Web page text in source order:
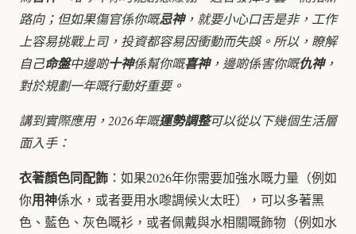
路向；但如果傷官係你嘅忌神，就要小心口舌是非，工作
上容易挑戰上司，投資都容易因衝動而失誤。所以，瞭解
自己命盤中邊啲十神係幫你嘅喜神，邊啲係害你嘅仇神，
對於規劃一年嘅行動好重要。
講到實際應用，2026年嘅運勢調整可以從以下幾個生活層
面入手：
衣著顏色同配飾 ：如果2026年你需要加強水嘅力量（例如
你用神係水，或者要用水嚟調候火太旺），可以多著黑
色、藍色、灰色嘅衫，或者佩戴與水相關嘅飾物（例如水